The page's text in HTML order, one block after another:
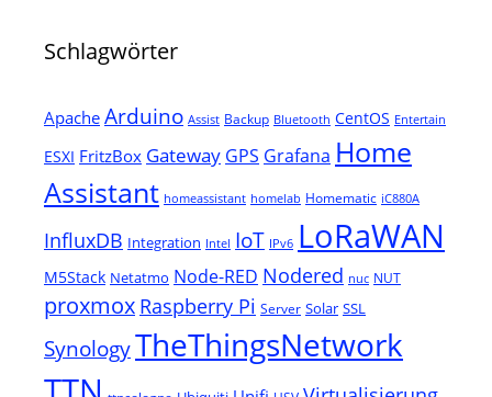
Schlagwörter
Apache Arduino Assist Backup Bluetooth CentOS Entertain
ESXI FritzBox Gateway GPS Grafana Home
Assistant homeassistant homelab Homematic iC880A
InfluxDB Integration Intel IoT IPv6 LoRaWAN
M5Stack Netatmo Node-RED Nodered nuc NUT
proxmox Raspberry Pi Server Solar SSL
SynologyTheThingsNetwork